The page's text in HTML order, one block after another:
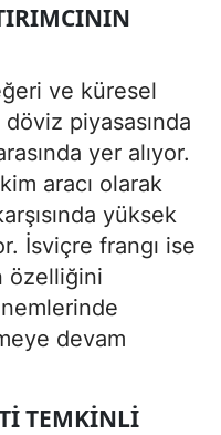
ve küresel
piyasasında
yer alıyor.
aracı olarak
yüksek
İsviçre frangı ise
özelliğini
devam
TEMKINLI